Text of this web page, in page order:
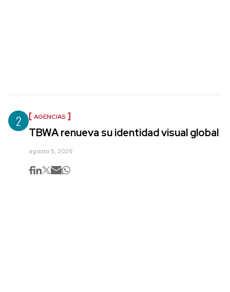
2 AGENCIAS
TBWA renueva su identidad visual global
agosto 5, 2026